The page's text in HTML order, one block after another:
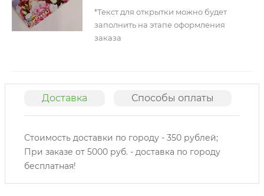
*Текст для открытки можно будет
заполнить на этапе оформления
заказа
Доставка Способы оплаты
Стоимость доставки по городу - 350 рублей;
При заказе от 5000 руб. - доставка по городу
бесплатная!